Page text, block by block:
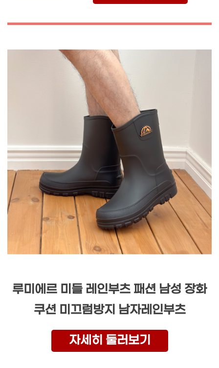
루미에르 미들 레인부츠 패션 남성 장화
쿠션 미끄럼방지 남자레인부츠
자세히 둘러보기